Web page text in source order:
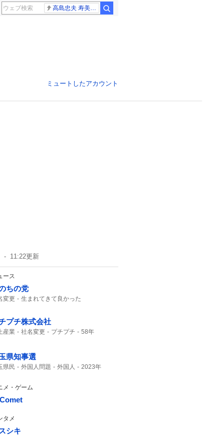
高島忠夫 寿美花代さん死去
ミュートしたアカウント
11:22更新
ース
ちの党
変更
生まれてきて良かった
プチ株式会社
産業 社名変更 プチプチ 58年
県知事選
県民 外国人問題 外国人
2023年
メ・ゲーム
タメ
シキ